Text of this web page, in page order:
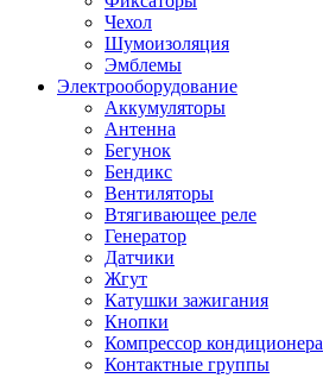
Чехол
Шумоизоляция
Эмблемы
Электрооборудование
Аккумуляторы
Антенна
Бегунок
Бендикс
Вентиляторы
Втягивающее реле
Генератор
Датчики
Жгут
Катушки зажигания
Кнопки
Компрессор кондиционера
Контактные группы